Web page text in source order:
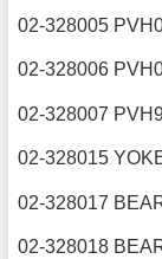
02-328005
02-328006
02-328007
02-328015
02-328017
02-328018